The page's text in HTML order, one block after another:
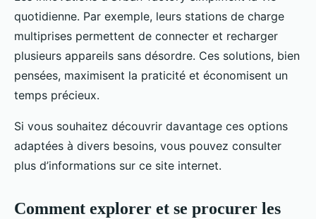
quotidienne. Par exemple, leurs stations de charge
multiprises permettent de connecter et recharger
plusieurs appareils sans désordre. Ces solutions, bien
pensées, maximisent la praticité et économisent un
temps précieux.
Si vous souhaitez découvrir davantage ces options
adaptées à divers besoins, vous pouvez consulter
plus d’informations sur ce site internet.
Comment explorer et se procurer les